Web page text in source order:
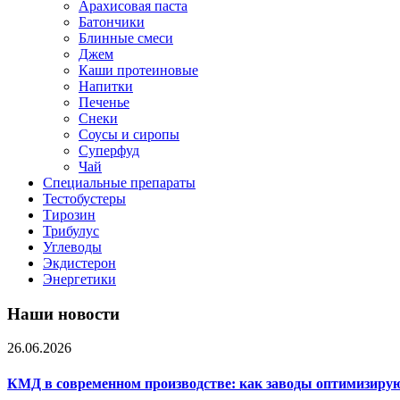
Арахисовая паста
Батончики
Блинные смеси
Джем
Каши протеиновые
Напитки
Печенье
Снеки
Соусы и сиропы
Суперфуд
Чай
Специальные препараты
Тестобустеры
Тирозин
Трибулус
Углеводы
Экдистерон
Энергетики
Наши новости
26.06.2026
КМД в современном производстве: как заводы